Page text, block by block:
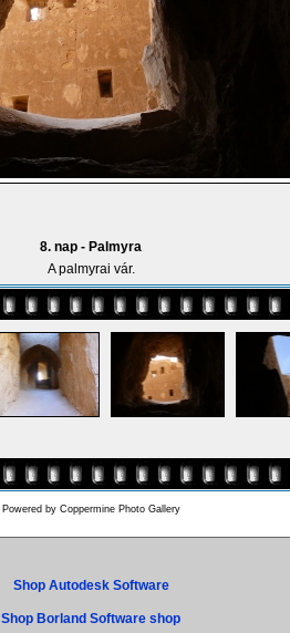
8. nap - Palmyra
A palmyrai vár.
Powered by Coppermine Photo Gallery
Shop Autodesk Software
Shop Borland Software shop